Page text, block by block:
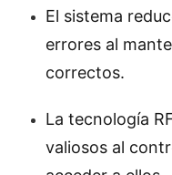
El sistema
errores al
correctos.
La tecnología
valiosos al